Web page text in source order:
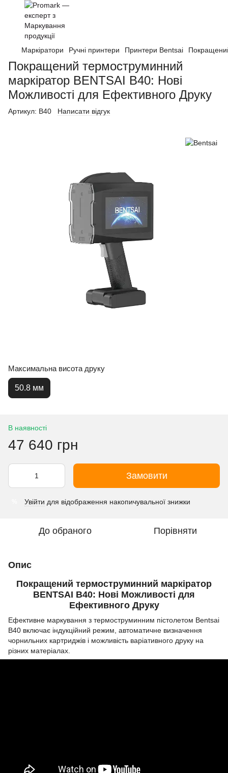
Маркіратори Ручні принтери Принтери Bentsai
Покращений термоструминний
маркіратор BENTSAI B40: Нові
Можливості для Ефективного Друку
Артикул: B40 Написати відгук
Максимальна висота друку
50.8 мм
В наявності
47 640 грн
Замовити
Увійти для відображення накопичувальної знижки
До обраного Порівняти
Опис
Покращений термоструминний маркіратор
BENTSAI B40: Нові Можливості для
Ефективного Друку
Ефективне маркування з термоструминним пістолетом Bentsai
B40 включає індукційний режим, автоматичне визначення
чорнильних картриджів і можливість варіативного друку на
різних матеріалах.